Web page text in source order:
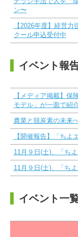
ン〜
【2026年度】経営
クール申込受付中
イベント報
【メディア掲載】保
モデル」が一面で紹
農業と脱炭素の未来
【開催報告】「ちよ
11月９日(土)、「ち
11月９日(土)、「ち
イベント一